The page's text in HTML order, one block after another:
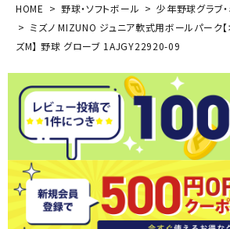
HOME 野球・ソフトボール 少年野球グラブ・
ミズノ MIZUNO ジュニア軟式用ボールパーク
ズM】 野球 グローブ 1AJGY22920-09